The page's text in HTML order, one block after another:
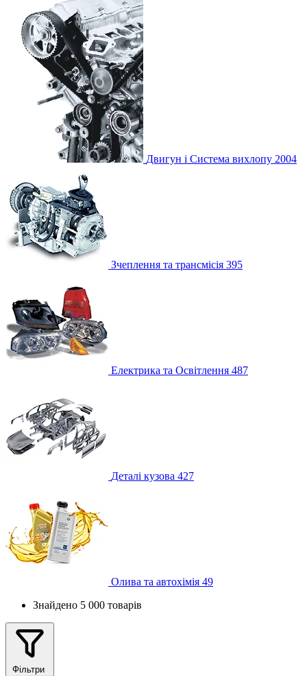
Двигун і Система вихлопу 2004
Зчеплення та трансмісія 395
Електрика та Освітлення 487
Деталі кузова 427
Олива та автохімія 49
Знайдено 5 000 товарів
Фільтри